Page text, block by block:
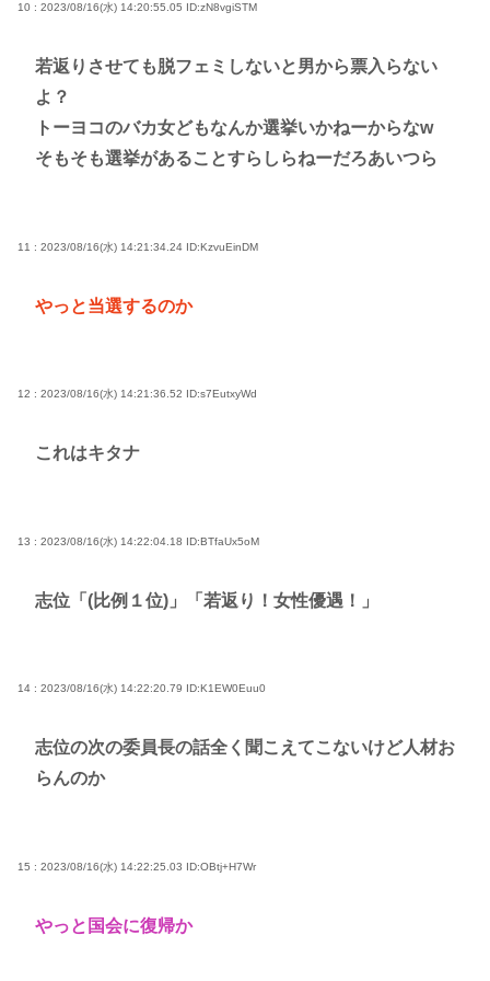
10 : 2023/08/16(水) 14:20:55.05 ID:zN8vgiSTM
若返りさせても脱フェミしないと男から票入らない
よ？
トーヨコのバカ女どもなんか選挙いかねーからなw
そもそも選挙があることすらしらねーだろあいつら
11 : 2023/08/16(水) 14:21:34.24 ID:KzvuEinDM
やっと当選するのか
12 : 2023/08/16(水) 14:21:36.52 ID:s7EutxyWd
これはキタナ
13 : 2023/08/16(水) 14:22:04.18 ID:BTfaUx5oM
志位「(比例１位)」「若返り！女性優遇！」
14 : 2023/08/16(水) 14:22:20.79 ID:K1EW0Euu0
志位の次の委員長の話全く聞こえてこないけど人材お
らんのか
15 : 2023/08/16(水) 14:22:25.03 ID:OBtj+H7Wr
やっと国会に復帰か